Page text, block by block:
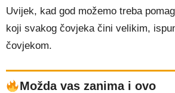
Uvijek, kad god možemo treba
koji svakog čovjeka čini velikim,
čovjekom.
Možda vas zanima i ovo